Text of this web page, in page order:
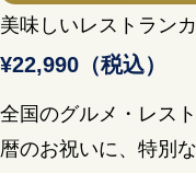
美味しいレストラン
¥22,990（税込）
全国のグルメ・レス
暦のお祝いに、特別